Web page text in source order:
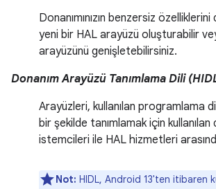
Donanımınızın benzersiz
yeni bir HAL arayüzü oluşturabilir
arayüzünü genişletebilirsiniz.
Donanım Arayüzü Tanımlama Dili
Arayüzleri, kullanılan programlama
bir şekilde tanımlamak için
istemcileri ile HAL hizmetleri
Not: HIDL, Android 13'ten itibaren